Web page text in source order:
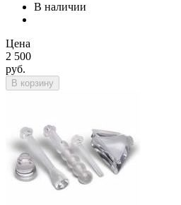
В наличии
Цена
2 500
руб.
В корзину